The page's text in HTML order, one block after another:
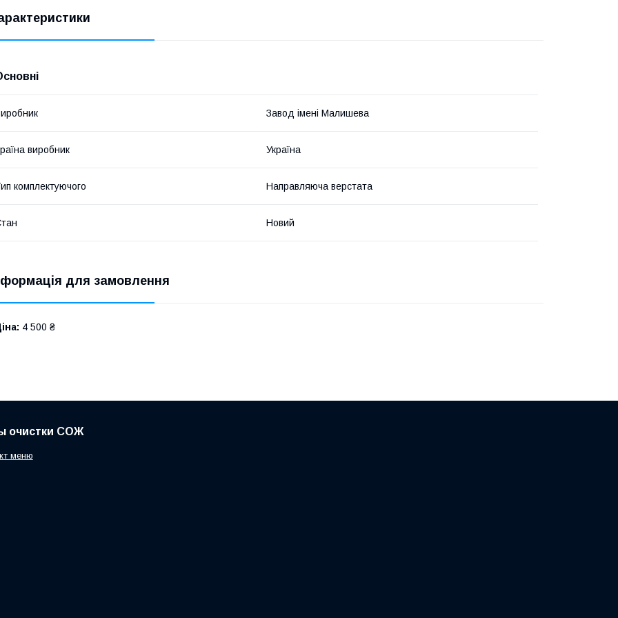
Завод імені Малишева
виробник Україна
комплектуючого Направляюча верстата
Новий
для замовлення
4 500 ₴
очистки СОЖ
меню